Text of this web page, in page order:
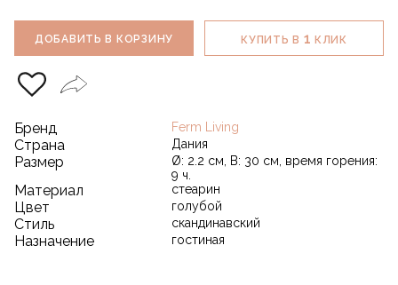
ДОБАВИТЬ В КОРЗИНУ КУПИТЬ В 1 КЛИК
Бренд Ferm Living
Страна Дания
Размер
Ø: 2.2 см, В: 30 см, время горения:
9 ч.
Материал стеарин
Цвет голубой
Стиль скандинавский
Назначение гостиная